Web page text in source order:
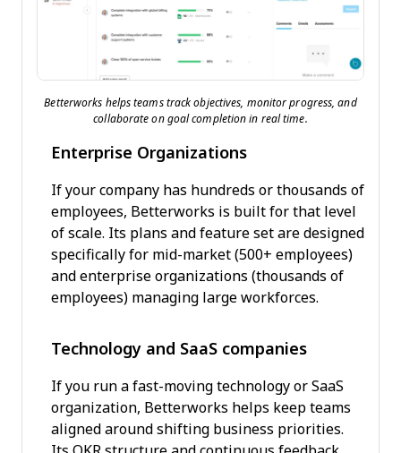
Betterworks helps teams track objectives, monitor progress, and
collaborate on goal completion in real time.
Enterprise Organizations
If your company has hundreds or thousands of
employees, Betterworks is built for that level
of scale. Its plans and feature set are designed
specifically for mid-market (500+ employees)
and enterprise organizations (thousands of
employees) managing large workforces.
Technology and SaaS companies
If you run a fast-moving technology or SaaS
organization, Betterworks helps keep teams
aligned around shifting business priorities.